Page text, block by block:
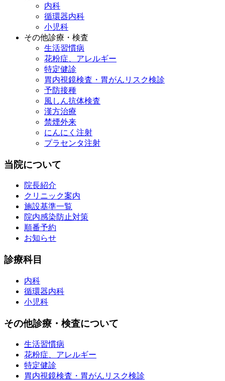
内科
循環器内科
小児科
その他診療・検査
生活習慣病
花粉症、アレルギー
特定健診
胃内視鏡検査・胃がんリスク検診
予防接種
風しん抗体検査
漢方治療
禁煙外来
にんにく注射
プラセンタ注射
当院について
院長紹介
クリニック案内
施設基準一覧
院内感染防止対策
順番予約
お知らせ
診療科目
内科
循環器内科
小児科
その他診療・検査について
生活習慣病
花粉症、アレルギー
特定健診
胃内視鏡検査・胃がんリスク検診